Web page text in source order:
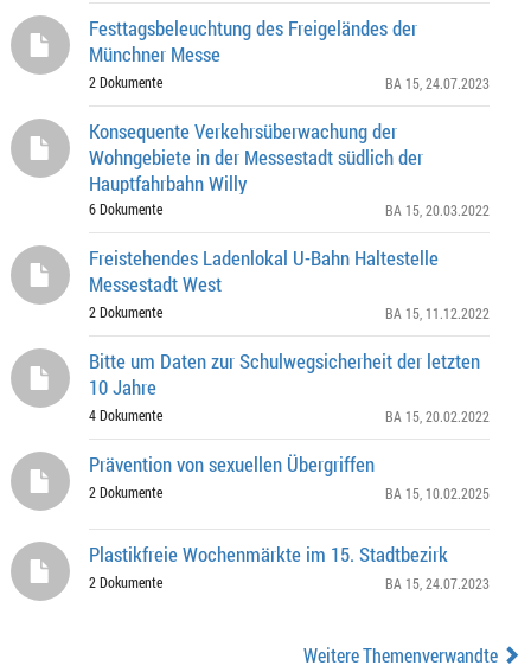
Festtagsbeleuchtung des Freigeländes der
Münchner Messe
2 Dokumente BA 15 , 24.07.2023
Konsequente Verkehrsüberwachung der
Wohngebiete in der Messestadt südlich der
Hauptfahrbahn Willy
6 Dokumente BA 15 , 20.03.2022
Freistehendes Ladenlokal U-Bahn Haltestelle
Messestadt West
2 Dokumente BA 15 , 11.12.2022
Bitte um Daten zur Schulwegsicherheit der letzten
10 Jahre
4 Dokumente BA 15 , 20.02.2022
Prävention von sexuellen Übergriffen
2 Dokumente BA 15 , 10.02.2025
Plastikfreie Wochenmärkte im 15. Stadtbezirk
2 Dokumente BA 15 , 24.07.2023
Weitere Themenverwandte